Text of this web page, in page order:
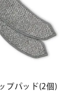
プパッド(2個)